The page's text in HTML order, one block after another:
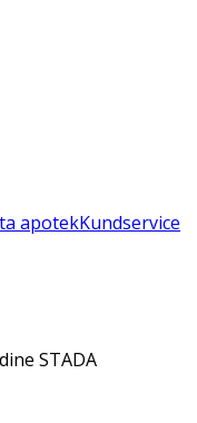
apotekKundservice
STADA